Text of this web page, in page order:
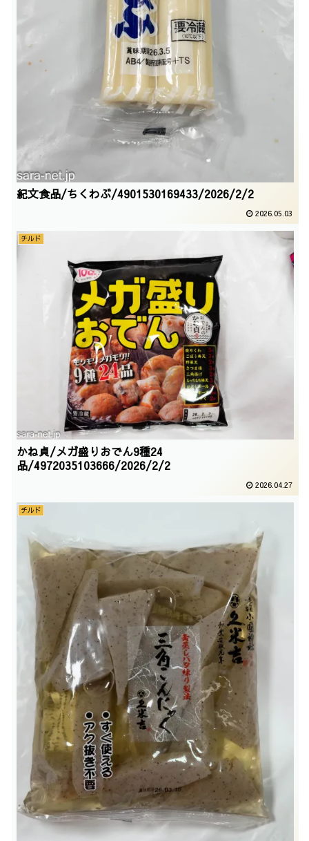
紀文食品/ちくわぶ/4901530169433/2026/2/2
2026.05.03
チルド
かね貞/メガ盛りおでん9種24
品/4972035103666/2026/2/2
2026.04.27
チルド